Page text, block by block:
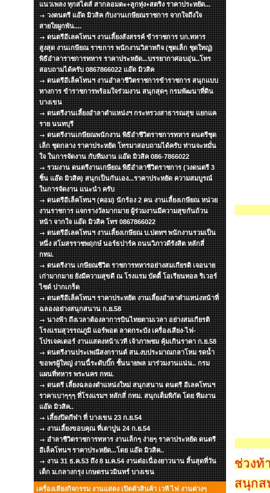
แนวเพลง ทุกสไตส์ สากลอมตะ+ลูกทุ่ง+สตริง ราคาประหยัด...
วงดนตรี แอ๊ด มิวสิค กับงานเกษียณราชการ จากใจถึงใจ
สายใยผูกพัน....
ดนตรีอีเลคโทนฯ งานเลี้ยงสังสรรค์ ข้าราชการ บก.ทหาร
สูงสุด งานเกษียณ ราขการ พนักงานวิสาหกิจ (ชุดเล็ก ชุดใหญ่)
พิธีอำลาราชการทหาร ราคาประหยัด...บรรยากาศอบอุ่น..โทร
สอบถามได้ครับ 0867866022 แอ๊ด มิวสิค
ดนตรีอีเล็คโทนฯ งานอำลาชีวิตราชการข้าราชการ สนุกแบบ
ทางการ ข้าราชการพร้อมใจร่วมงาน สนุกสุดๆ กรมพัฒนาที่ดิน
บางเขน
ดนตรีงานเลี้ยงอำลาตำแหน่งฯ กระทรวงสาธารณสุข แยกแค
ราย นนทบุรี
ดนตรีงานเกษียณพนักงาน พิธีอำชีวิตราชการทหาร ดนตรีชุด
เล็ก ชุดกลาง ราคาประหยัด โทรมาสอบถามได้ครับ ท่านจะหมั่น
ใจ ในการจัดงาน กับทีมงาน แอ๊ด มิวสิค 086-7866022
รวมงาน ดนตรีงานเกษียณ พิธีอำลาชีวิตราชการ (วงดนตรี 3
ชิ้น แอ๊ด มิวสิค) สนุกเป็นกันเอง...ราคาประหยัด ความสมบูรณ์
ในการจัดงาน แนะนำ ครับ
ดนตรีอีเล็คโทนฯ (คอม) นักร้อง 2 คน งานเลี้ยงเกษียณ หน่วย
งานราชการ แจกรางวัลมากมาย ผู้ร่วมงานมีความสุขกันถ้วน
หน้า จากใจ แอ๊ด มิวสิค โทร 0867866022
ดนตรีอีเลคโทนฯ งานเลี้ยงเกษียณ บ.ปตทฯ พนักงานรวมเป็น
หนึ่ง สโมสรราชพฤกษ์ นอร์ธปาร์ค ถนนวิภาวดีรังสิต หลักสี่
กทม.
ดนตรีงาน เกษียณชีวิต ราชการทหารอย่างสมเกียรติ เจอนาย
เก่ามากมาย ยังมีความสุขดี ณ โรงแรม บัดดี้ โอเรียนทอล ริเวอร์
ไซด์ ปากเกร็ด
ดนตรีอีเล็คโทนฯ ราคาประหยัด งานเลี้ยงอำลาตำแหน่งหน้าที่
ฉลองอย่างสนุกสนาน ก.ย.58
นางฟ้า ถึงเวลาต้องลาการบินไทยตามเวลา อย่างสมเกียรติ
โรงแรมสุวรรณภูมิ แอร์พอต ลาดกระบัง เครื่องเสียง-ไฟ-
โปรเจคเตอร์ งานแสดงหน้าเวที เจ้าภาพชม คุ้มเกินราคา ก.ย.58
ดนตรีงานประเพณีสงกรานต์ สน.งบประมาณกลาโหม รดน้ำ
ขอพรผู้ใหญ่ งานนี้ระดับบิ๊ก ชั้นนายพล มาร่วมงานแน่น.. กรม
แผนที่ทหาร พระนคร กทม.
ดนตรี เลี้ยงฉลองตำแหน่งใหม่ สนุกสนาน ดนตรี อีเลคโทนฯ
ราคาเบาๆๆๆ ที่โรงแรมฯ หลักสี่ กทม. สนุกเต็มพิกัด โดย ทีมงาน
แอ๊ด มิวสิค..
เลี้ยงปิดกีฬา ที่ บางเขน 23 ก.ย.54
งานเลี้ยงขอบคุณ ที่เตาปูน 24 ก.ย.54
อำลาชีวิตราชการทหาร งานเล็กๆ ง่ายๆ ราคาประหยัด ดนตรี
อีเล็คโทนฯ ราคาประหยัด...โดย แอ๊ด มิวสิค..
งาน 31 ธ.ค.53 ถึง 8 ม.ค.54 งานต่อเนื่องยาวนาน สิ้นสุดที่วัน
เด็ก ม.กลางกรุง เกษตรนวมินทร์ บางเขน
เครื่องเสียงกิจกรรม งานแสดง เปิดตัวสินค้า เวที ไฟ งานต่างๆ
ช่วงท้
สนุก